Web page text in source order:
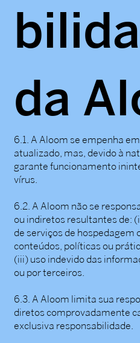
da
6.1. A Aloom se empenha
atualizado, mas, devido à
garante funcionamento
vírus.
6.2. A Aloom não se
ou indiretos resultantes de:
de serviços de hospedagem
conteúdos, políticas ou
(iii) uso indevido das
ou por terceiros.
6.3. A Aloom limita sua
diretos comprovadamente
exclusiva responsabilidade.